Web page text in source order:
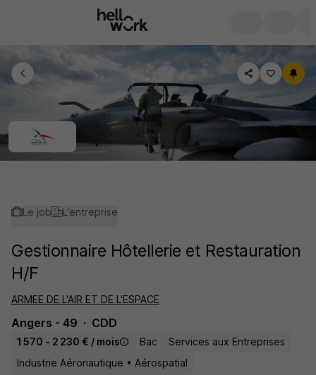
Le job L'entreprise
Gestionnaire Hôtellerie et Restauration
H/F
ARMEE DE L'AIR ET DE L'ESPACE
Angers - 49 CDD
1 570 - 2 230 € / mois Bac
Services aux Entreprises
Industrie Aéronautique • Aérospatial